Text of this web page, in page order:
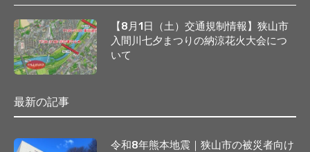
【8月1日（土）交通規制情報】狭山市
入間川七夕まつりの納涼花火大会につ
いて
最新の記事
令和8年熊本地震｜狭山市の被災者向け